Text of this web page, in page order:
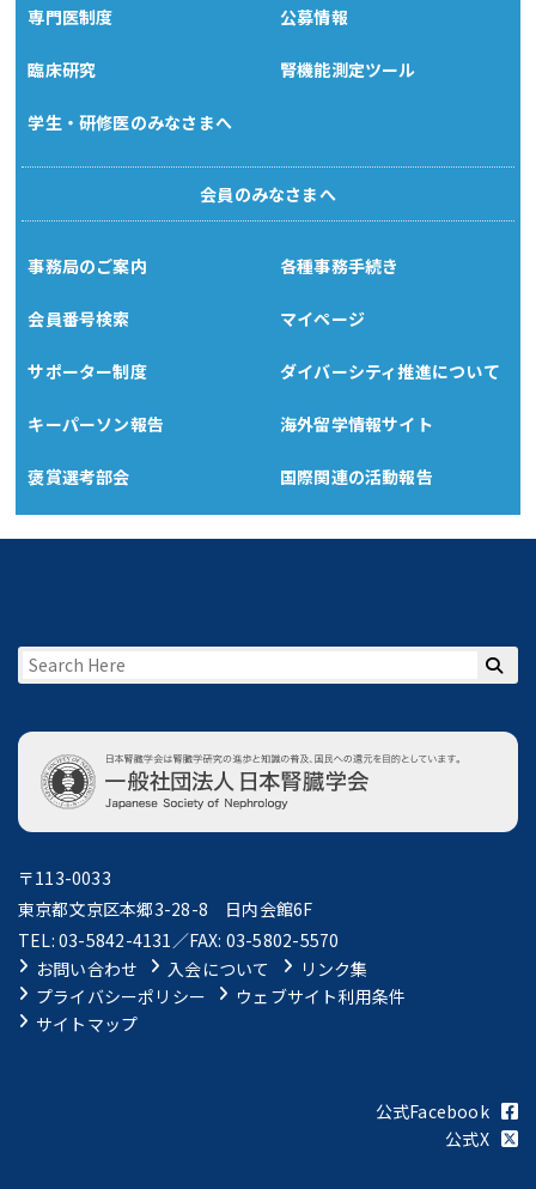
専門医制度 公募情報
臨床研究 腎機能測定ツール
学生・研修医のみなさまへ
会員のみなさまへ
事務局のご案内 各種事務手続き
会員番号検索 マイページ
サポーター制度 ダイバーシティ推進について
キーパーソン報告 海外留学情報サイト
褒賞選考部会 国際関連の活動報告
〒113-0033
東京都文京区本郷3-28-8 日内会館6F
TEL: 03-5842-4131／FAX: 03-5802-5570
お問い合わせ
入会について
リンク集
プライバシーポリシー
ウェブサイト利用条件
サイトマップ
公式Facebook
公式X